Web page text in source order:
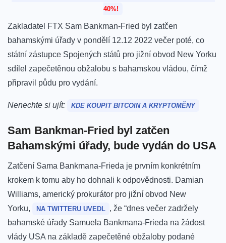
40%!
Zakladatel FTX Sam Bankman-Fried byl zatčen
bahamskými úřady v pondělí 12.12 2022 večer poté, co
státní zástupce Spojených států pro jižní obvod New Yorku
sdílel zapečetěnou obžalobu s bahamskou vládou, čímž
připravil půdu pro vydání.
Nenechte si ujít: KDE KOUPIT BITCOIN A KRYPTOMĚNY
Sam Bankman-Fried byl zatčen
Bahamskými úřady, bude vydán do USA
Zatčení Sama Bankmana-Frieda je prvním konkrétním
krokem k tomu aby ho dohnali k odpovědnosti. Damian
Williams, americký prokurátor pro jižní obvod New
Yorku,
NA TWITTERU UVEDL , že “dnes večer zadržely
bahamské úřady Samuela Bankmana-Frieda na žádost
vlády USA na základě zapečetěné obžaloby podané